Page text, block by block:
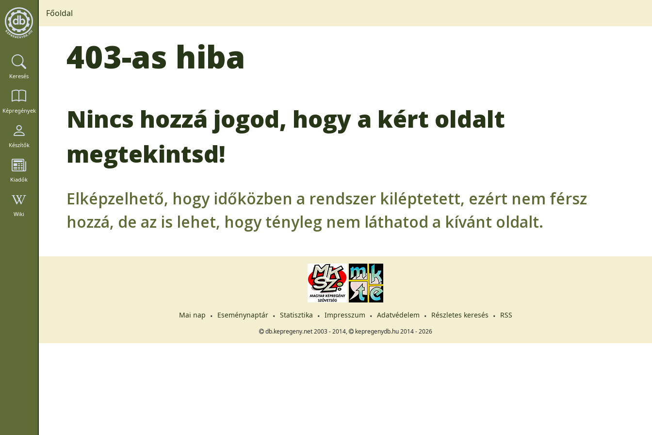
Keresés
Képregények
Készítők
Kiadók
Wiki
Főoldal
403-as hiba
Nincs hozzá jogod, hogy a kért oldalt
megtekintsd!
Elképzelhető, hogy időközben a rendszer kiléptetett, ezért nem férsz
hozzá, de az is lehet, hogy tényleg nem láthatod a kívánt oldalt.
Mai nap Eseménynaptár Statisztika Impresszum Adatvédelem Részletes keresés RSS
db.kepregeny.net 2003 - 2014, kepregenydb.hu 2014 - 2026